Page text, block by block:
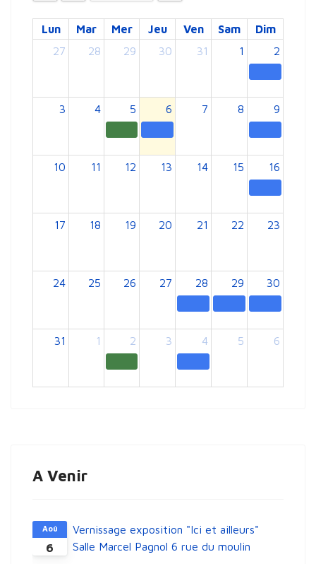
Lun Mar Mer Jeu Ven Sam
Dim
27
28 29 30 31 1 2
3 4 5 6 7 8 9
10 11 12 13 14 15 16
17 18 19 20 21 22 23
24 25 26 27 28 29 30
31 1 2 3 4 5 6
A Venir
6
Aoû
Vernissage exposition "Ici et ailleurs"
Salle Marcel Pagnol 6 rue du moulin